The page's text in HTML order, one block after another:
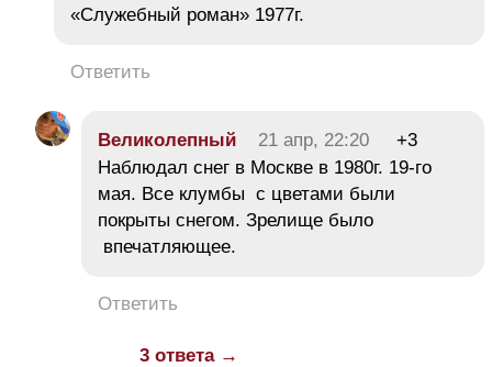
«Служебный роман» 1977г.
Ответить
Великолепный 21 апр, 22:20
+3
Наблюдал снег в Москве в 1980г. 19-го
мая. Все клумбы с цветами были
покрыты снегом. Зрелище было
впечатляющее.
Ответить
3 ответа →